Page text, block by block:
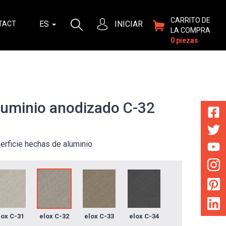
anodizado C-32
hechas de aluminio
C-31 elox C-32 elox C-33 elox C-34
ES INICIAR
CARRITO DE
LA COMPRA
0 piezas